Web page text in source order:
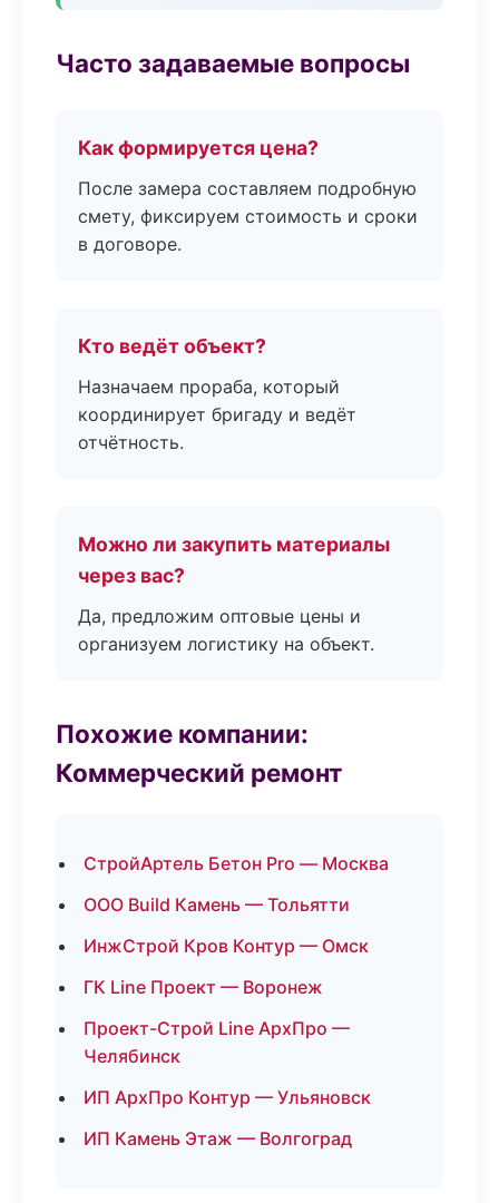
Часто задаваемые вопросы
Как формируется цена?
После замера составляем подробную
смету, фиксируем стоимость и сроки
в договоре.
Кто ведёт объект?
Назначаем прораба, который
координирует бригаду и ведёт
отчётность.
Можно ли закупить материалы
через вас?
Да, предложим оптовые цены и
организуем логистику на объект.
Похожие компании:
Коммерческий ремонт
СтройАртель Бетон Pro — Москва
ООО Build Камень — Тольятти
ИнжСтрой Кров Контур — Омск
ГК Line Проект — Воронеж
Проект-Строй Line АрхПро —
Челябинск
ИП АрхПро Контур — Ульяновск
ИП Камень Этаж — Волгоград